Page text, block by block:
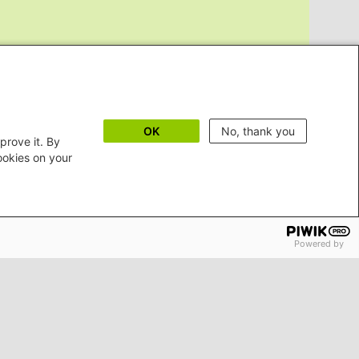
it. By
on your
OK No, thank you
Powered by